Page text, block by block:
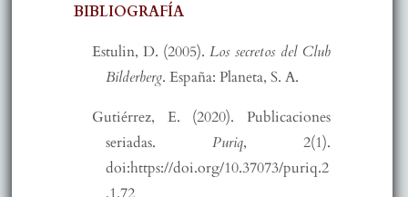
BIBLIOGRAFÍA
Estulin, D. (2005).Los secretos del Club
Bilderberg. España: Planeta, S. A.
Gutiérrez, E. (2020). Publicaciones
seriadas.Puriq, 2(1).
doi:https://doi.org/10.37073/puriq.2
.1.72